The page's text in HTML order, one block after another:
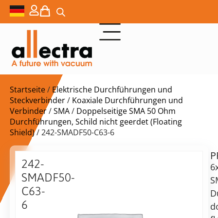
Startseite/ Elektrische Durchführungen und
Steckverbinder/ Koaxiale Durchführungen und
Verbinder/SMA/ Doppelseitige SMA 50 Ohm
Durchführungen, Schild nicht geerdet (Floating
Shield)/ 242-SMADF50-C63-6
242-
SMADF50-
C63-
6
$